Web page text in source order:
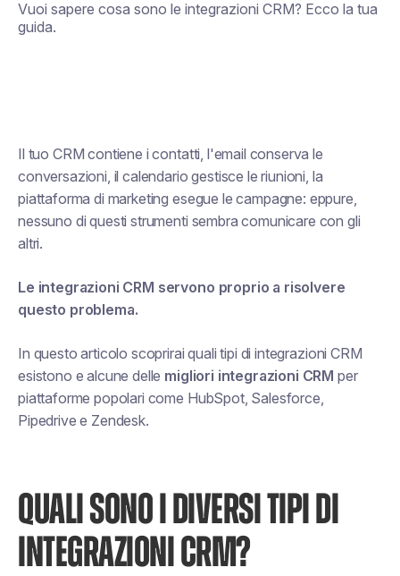
Vuoi sapere cosa sono le integrazioni CRM? Ecco la tua
guida.
Il tuo CRM contiene i contatti, l'email conserva le
conversazioni, il calendario gestisce le riunioni, la
piattaforma di marketing esegue le campagne: eppure,
nessuno di questi strumenti sembra comunicare con gli
altri.
Le integrazioni CRM servono proprio a risolvere
questo problema.
In questo articolo scoprirai quali tipi di integrazioni CRM
esistono e alcune delle migliori integrazioni CRM per
piattaforme popolari come HubSpot, Salesforce,
Pipedrive e Zendesk.
QUALI SONO I DIVERSI TIPI DI
INTEGRAZIONI CRM?